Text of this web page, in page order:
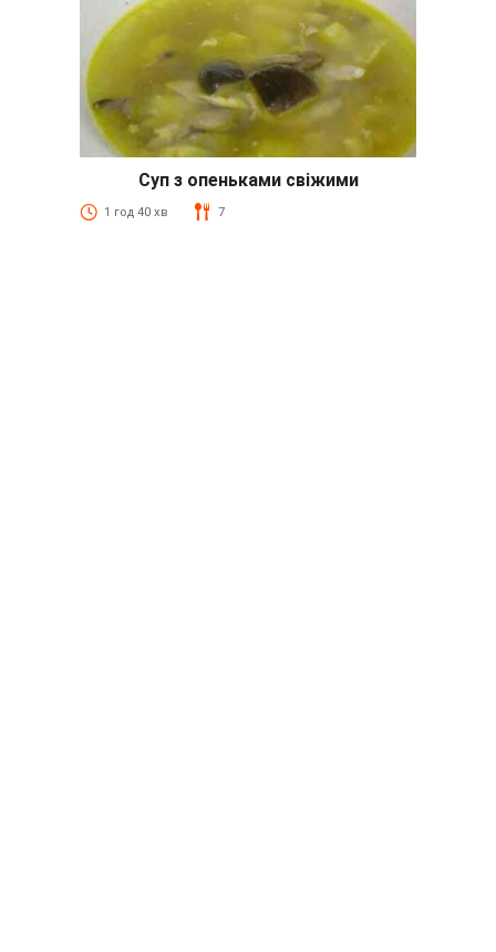
Суп з опеньками свіжими
1 год 40 хв 7